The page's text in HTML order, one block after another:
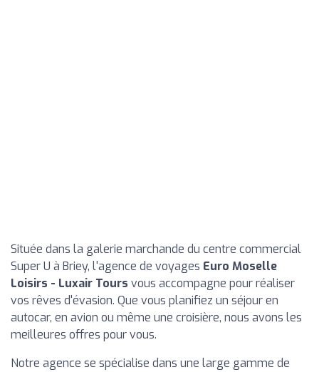
Située dans la galerie marchande du centre commercial
Super U à Briey, l'agence de voyages Euro Moselle
Loisirs - Luxair Tours vous accompagne pour réaliser
vos rêves d'évasion. Que vous planifiez un séjour en
autocar, en avion ou même une croisière, nous avons les
meilleures offres pour vous.
Notre agence se spécialise dans une large gamme de